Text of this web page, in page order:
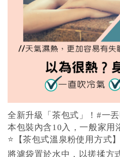
全新升級「茶包式」！#一
本包裝內含10入，一般家用
⭐️【茶包式溫泉粉使用方式】
將濾袋置於水中，以搓揉方